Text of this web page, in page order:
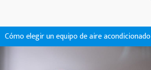
Cómo elegir un equipo de aire acondicionado